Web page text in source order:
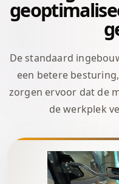
De standaard
een betere
zorgen ervoor dat de
de werkplek